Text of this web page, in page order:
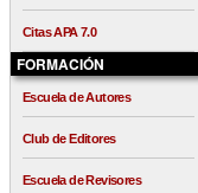
Citas APA 7.0
FORMACIÓN
Escuela de Autores
Club de Editores
Escuela de Revisores